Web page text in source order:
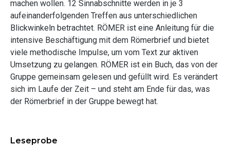
machen wollen. 12 Sinnabschnitte werden in je 3
aufeinanderfolgenden Treffen aus unterschiedlichen
Blickwinkeln betrachtet. RÖMER ist eine Anleitung für die
intensive Beschäftigung mit dem Römerbrief und bietet
viele methodische Impulse, um vom Text zur aktiven
Umsetzung zu gelangen. RÖMER ist ein Buch, das von der
Gruppe gemeinsam gelesen und gefüllt wird. Es verändert
sich im Laufe der Zeit – und steht am Ende für das, was
der Römerbrief in der Gruppe bewegt hat.
Leseprobe